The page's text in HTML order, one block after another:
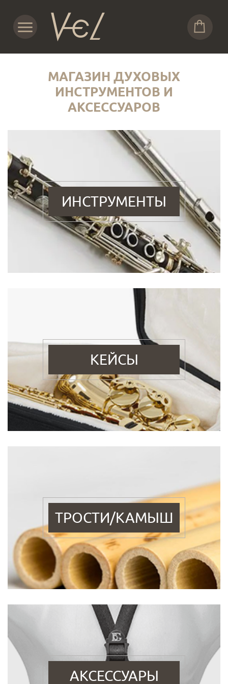
МАГАЗИН ДУХОВЫХ
ИНСТРУМЕНТОВ И
АКСЕССУАРОВ
ИНСТРУМЕНТЫ
КЕЙСЫ
ТРОСТИ/КАМЫШ
АКСЕССУАРЫ